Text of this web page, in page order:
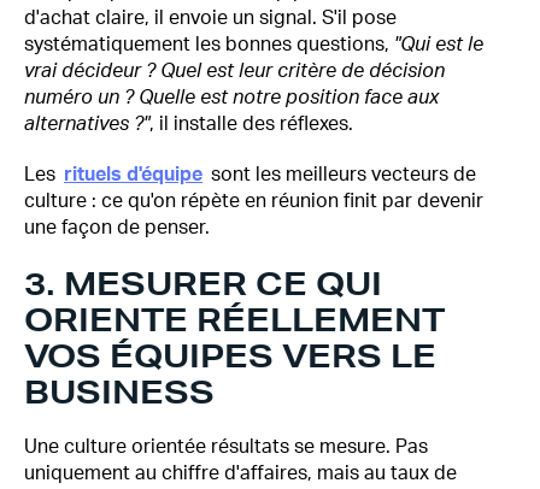
d'achat claire, il envoie un signal. S'il pose
systématiquement les bonnes questions, "Qui est le
vrai décideur ? Quel est leur critère de décision
numéro un ? Quelle est notre position face aux
alternatives ?", il installe des réflexes.
Les rituels d'équipe sont les meilleurs vecteurs de
culture : ce qu'on répète en réunion finit par devenir
une façon de penser.
3. MESURER CE QUI
ORIENTE RÉELLEMENT
VOS ÉQUIPES VERS LE
BUSINESS
Une culture orientée résultats se mesure. Pas
uniquement au chiffre d'affaires, mais au taux de